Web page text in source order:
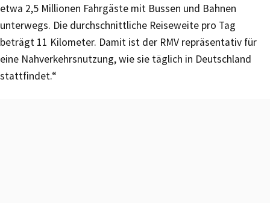
etwa 2,5 Millionen Fahrgäste mit Bussen und Bahnen
unterwegs. Die durchschnittliche Reiseweite pro Tag
beträgt 11 Kilometer. Damit ist der RMV repräsentativ für
eine Nahverkehrsnutzung, wie sie täglich in Deutschland
stattfindet.“